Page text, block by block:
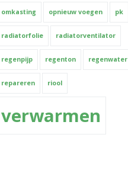
omkasting opnieuw voegen pk
radiatorfolie radiatorventilator
regenpijp regenton regenwater
repareren riool
verwarmen